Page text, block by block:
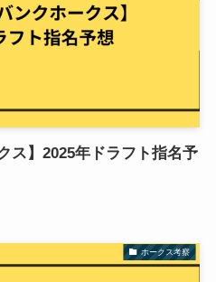
ス】2025年ドラフト指名予
ホークス考察